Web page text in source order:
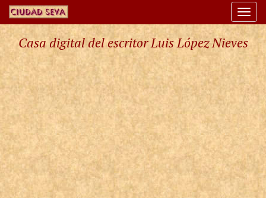
Casa digital del escritor Luis López Nieves